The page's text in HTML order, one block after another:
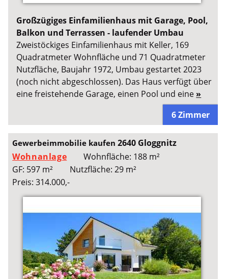
Großzügiges Einfamilienhaus mit Garage, Pool,
Balkon und Terrassen - laufender Umbau
Zweistöckiges Einfamilienhaus mit Keller, 169
Quadratmeter Wohnfläche und 71 Quadratmeter
Nutzfläche, Baujahr 1972, Umbau gestartet 2023
(noch nicht abgeschlossen). Das Haus verfügt über
eine freistehende Garage, einen Pool und eine »
6 Zimmer
Gewerbeimmobilie kaufen2640 Gloggnitz
Wohnanlage
Wohnfläche: 188 m²
GF: 597 m²
Nutzfläche: 29 m²
Preis: 314.000,-